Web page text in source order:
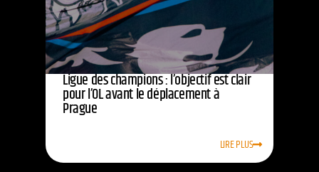
Ligue des champions : l’objectif est clair
pour l’OL avant le déplacement à
Prague
LIRE PLUS